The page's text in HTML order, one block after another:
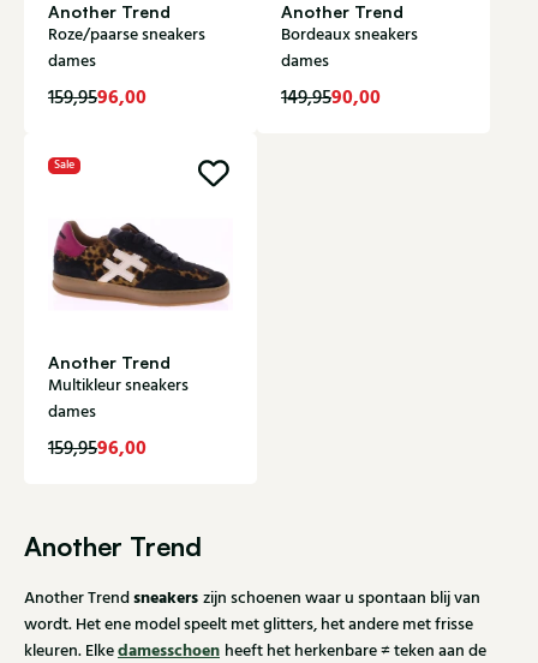
Another Trend
Roze/paarse sneakers
dames
159,9596,00
Another Trend
Bordeaux sneakers
dames
149,9590,00
Sale
Another Trend
Multikleur sneakers
dames
159,9596,00
Another Trend
Another Trendsneakers zijn schoenen waar u spontaan blij van
wordt. Het ene model speelt met glitters, het andere met frisse
kleuren. Elkedamesschoen heeft het herkenbare ≠ teken aan de